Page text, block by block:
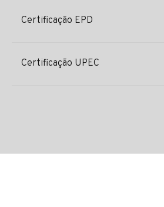
Certificação EPD
Certificação UPEC